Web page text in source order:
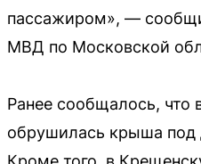
пассажиром», —
МВД по Московской
Ранее сообщалось, что
обрушилась крыша под